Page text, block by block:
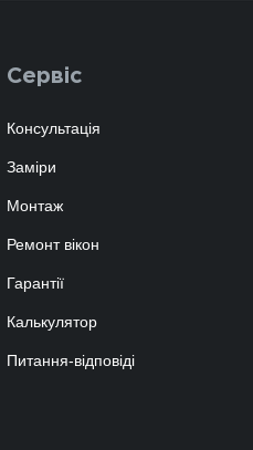
Сервіс
Консультація
Заміри
Монтаж
Ремонт вікон
Гарантії
Калькулятор
Питання-відповіді